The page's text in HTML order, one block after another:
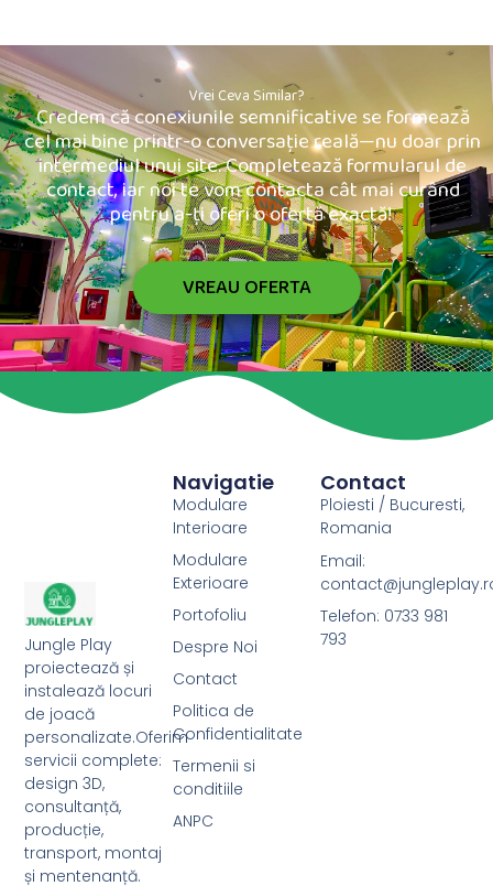
Vrei Ceva Similar?
Credem că conexiunile semnificative se formează
cel mai bine printr-o conversație reală—nu doar prin
intermediul unui site. Completează formularul de
contact, iar noi te vom contacta cât mai curând
pentru a-ți oferi o ofertă exactă!
VREAU OFERTA
Jungle Play
proiectează și
instalează locuri
de joacă
personalizate.Oferim
servicii complete:
design 3D,
consultanță,
producție,
transport, montaj
și mentenanță.
Navigatie
Modulare
Interioare
Modulare
Exterioare
Portofoliu
Despre Noi
Contact
Politica de
Confidentialitate
Termenii si
conditiile
ANPC
Contact
Ploiesti / Bucuresti,
Romania
Email:
Telefon: 0733 981
793